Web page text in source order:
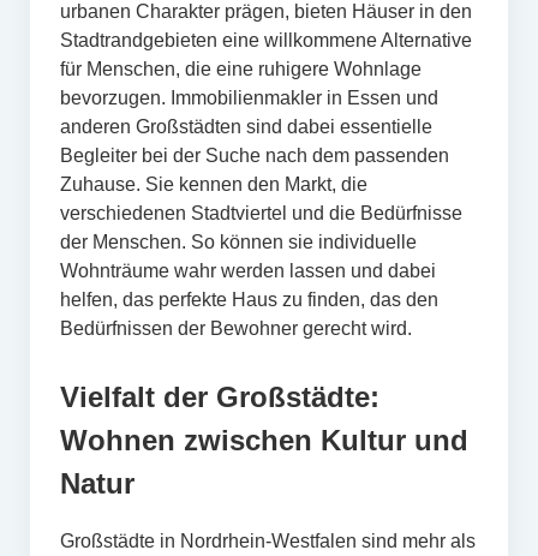
urbanen Charakter prägen, bieten Häuser in den
Stadtrandgebieten eine willkommene Alternative
für Menschen, die eine ruhigere Wohnlage
bevorzugen. Immobilienmakler in Essen und
anderen Großstädten sind dabei essentielle
Begleiter bei der Suche nach dem passenden
Zuhause. Sie kennen den Markt, die
verschiedenen Stadtviertel und die Bedürfnisse
der Menschen. So können sie individuelle
Wohnträume wahr werden lassen und dabei
helfen, das perfekte Haus zu finden, das den
Bedürfnissen der Bewohner gerecht wird.
Vielfalt der Großstädte:
Wohnen zwischen Kultur und
Natur
Großstädte in Nordrhein-Westfalen sind mehr als